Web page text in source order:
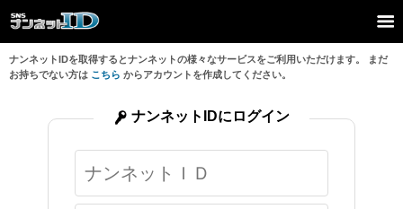
ナンネットIDを取得するとナンネットの様々なサービスをご利用いただけます。 まだ
お持ちでない方は こちら からアカウントを作成してください。
ナンネットIDにログイン